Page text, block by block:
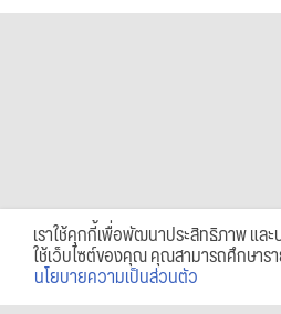
เราใช้คุกกี้เพื่อพัฒนาประสิทธิภาพ แล
ใช้เว็บไซต์ของคุณ คุณสามารถศึกษาร
นโยบายความเป็นส่วนตัว